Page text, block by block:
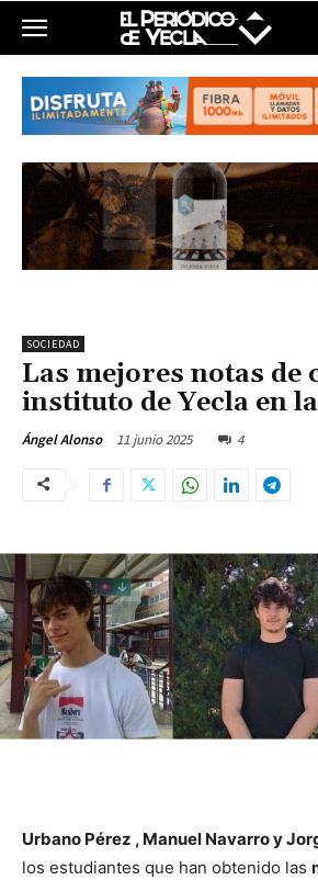
SOCIEDAD
Las mejores notas de
instituto de Yecla en
Ángel Alonso 11 junio 2025 4
Urbano Pérez , Manuel Navarro y
los estudiantes que han obtenido las